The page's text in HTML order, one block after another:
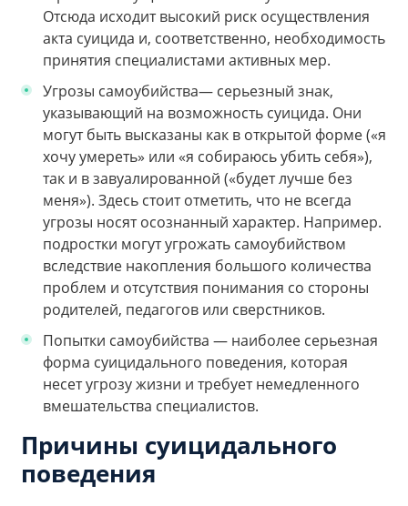
Отсюда исходит высокий риск осуществления
акта суицида и, соответственно, необходимость
принятия специалистами активных мер.
Угрозы самоубийства— серьезный знак,
указывающий на возможность суицида. Они
могут быть высказаны как в открытой форме («я
хочу умереть» или «я собираюсь убить себя»),
так и в завуалированной («будет лучше без
меня»). Здесь стоит отметить, что не всегда
угрозы носят осознанный характер. Например.
подростки могут угрожать самоубийством
вследствие накопления большого количества
проблем и отсутствия понимания со стороны
родителей, педагогов или сверстников.
Попытки самоубийства — наиболее серьезная
форма суицидального поведения, которая
несет угрозу жизни и требует немедленного
вмешательства специалистов.
Причины суицидального
поведения